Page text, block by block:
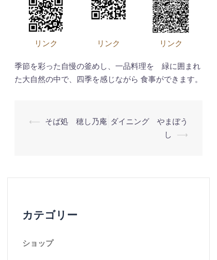
リンク リンク リンク
季節を彩った自慢の釜めし、一品料理を 緑に囲まれ
た大自然の中で、四季を感じながら 食事ができます。
投
ナ
ー
⟵ そば処 穂し乃庵 ダイニング やまぼう
し ⟶
カテゴリー
ショップ